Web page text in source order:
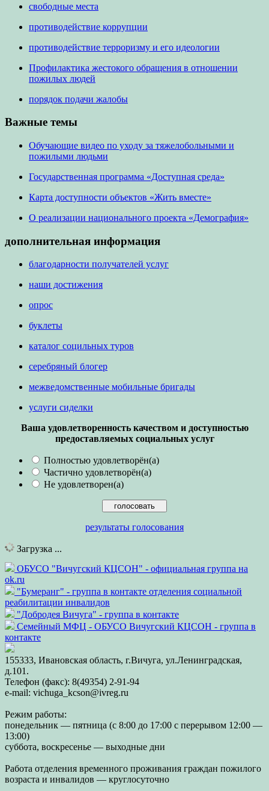
свободные места
противодействие коррупции
противодействие терроризму и его идеологии
Профилактика жестокого обращения в отношении
пожилых людей
порядок подачи жалобы
Важные темы
Обучающие видео по уходу за тяжелобольными и
пожилыми людьми
Государственная программа «Доступная среда»
Карта доступности объектов «Жить вместе»
О реализации национального проекта «Демография»
дополнительная информация
благодарности получателей услуг
наши достижения
опрос
буклеты
каталог социльных туров
серебряный блогер
межведомственные мобильные бригады
услуги сиделки
Ваша удовлетворенность качеством и доступностью
предоставляемых социальных услуг
Полностью удовлетворён(а)
Частично удовлетворён(а)
Не удовлетворен(а)
результаты голосования
Загрузка ...
ОБУСО "Вичугский КЦСОН" - официальная группа на
ok.ru
"Бумеранг" - группа в контакте отделения социальной
реабилитации инвалидов
"Добродея Вичуга" - группа в контакте
Семейный МФЦ - ОБУСО Вичугский КЦСОН - группа в
контакте
155333, Ивановская область, г.Вичуга, ул.Ленинградская,
д.101.
Телефон (факс): 8(49354) 2-91-94
e-mail: vichuga_kcson@ivreg.ru
Режим работы:
понедельник — пятница (с 8:00 до 17:00 с перерывом 12:00 —
13:00)
суббота, воскресенье — выходные дни
Работа отделения временного проживания граждан пожилого
возраста и инвалидов — круглосуточно